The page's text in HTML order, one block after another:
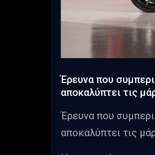
Έρευνα που
αποκαλύπτει τις
Έρευνα που
αποκαλύπτει τις